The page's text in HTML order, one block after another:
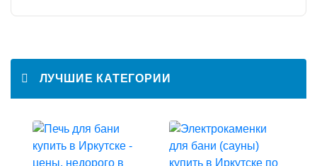
ЛУЧШИЕ КАТЕГОРИИ